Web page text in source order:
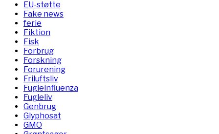
EU-støtte
Fake news
ferie
Fiktion
Fisk
Forbrug
Forskning
Forurening
Friluftsliv
Fugleinfluenza
Fugleliv
Genbrug
Glyphosat
GMO